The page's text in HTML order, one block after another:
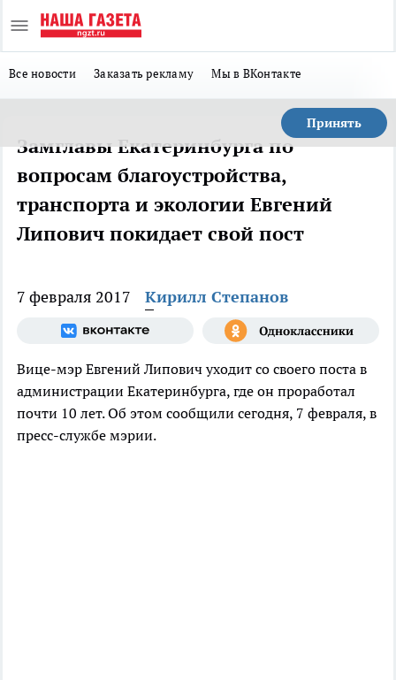
Все новости Заказать рекламу Мы в ВКонтакте
Принять
Замглавы Екатеринбурга по
вопросам благоустройства,
транспорта и экологии Евгений
Липович покидает свой пост
7 февраля 2017 Кирилл Степанов
Вице-мэр Евгений Липович уходит со своего поста в
администрации Екатеринбурга, где он проработал
почти 10 лет. Об этом сообщили сегодня, 7 февраля, в
пресс-службе мэрии.